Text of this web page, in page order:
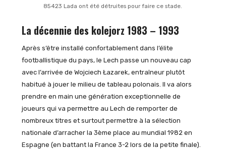
85423 Lada ont été détruites pour faire ce stade.
La décennie des kolejorz 1983 – 1993
Après s’être installé confortablement dans l’élite
footballistique du pays, le Lech passe un nouveau cap
avec l’arrivée de Wojciech Łazarek, entraîneur plutôt
habitué à jouer le milieu de tableau polonais. Il va alors
prendre en main une génération exceptionnelle de
joueurs qui va permettre au Lech de remporter de
nombreux titres et surtout permettre à la sélection
nationale d’arracher la 3ème place au mundial 1982 en
Espagne (en battant la France 3-2 lors de la petite finale).